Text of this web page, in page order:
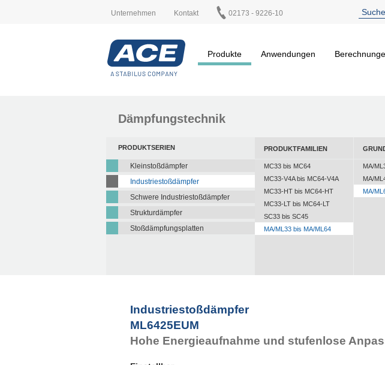
Unternehmen Kontakt 02173 - 9226-10
Produkte
Anwendungen
Dämpfungstechnik
PRODUKTSERIEN
Kleinstoßdämpfer
Industriestoßdämpfer
Schwere Industriestoßdämpfer
Strukturdämpfer
Stoßdämpfungsplatten
PRODUKTFAMILIEN
MC33 bis MC64
MC33-V4A bis MC64-V4A
MC33-HT bis MC64-HT
MC33-LT bis MC64-LT
SC33 bis SC45
MA/ML33 bis MA/ML64
MA/
MA/
MA/
Industriestoßdämpfer
ML6425EUM
Hohe Energieaufnahme und stufenlose